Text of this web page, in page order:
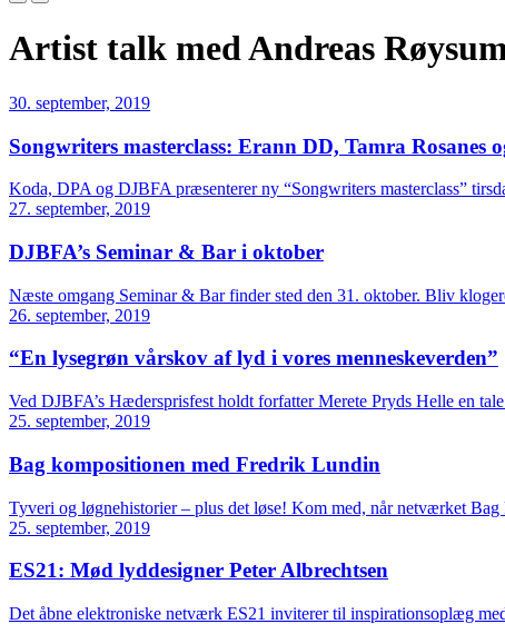
Artist talk med Andreas
30. september, 2019
Songwriters masterclass: Erann DD, Tamra Rosanes
Koda, DPA og DJBFA præsenterer ny “Songwriters masterclass”
27. september, 2019
DJBFA’s Seminar & Bar i oktober
Næste omgang Seminar & Bar finder sted den 31. oktober. Bliv
26. september, 2019
“En lysegrøn vårskov af lyd i vores menneskeverden”
Ved DJBFA’s Hædersprisfest holdt forfatter Merete Pryds Helle en
25. september, 2019
Bag kompositionen med Fredrik Lundin
Tyveri og løgnehistorier – plus det løse! Kom med, når netværket
25. september, 2019
ES21: Mød lyddesigner Peter Albrechtsen
Det åbne elektroniske netværk ES21 inviterer til inspirationsoplæg